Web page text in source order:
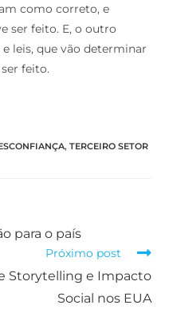
como correto, e
ser feito. E, o outro
leis, que vão determinar
feito.
, TERCEIRO SETOR
para o país
Próximo post
Storytelling e Impacto
Social nos EUA